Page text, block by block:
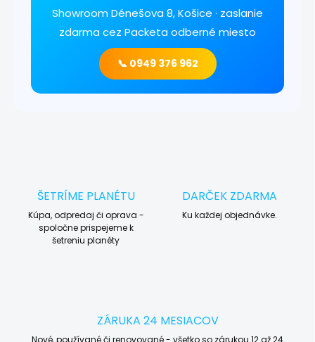
Showroom Dénešova 8, Košice · zaslanie
zdarma cez Packeta odberné miesto
📞 0949 376 962
ŠETRÍME PLANÉTU
Kúpa, odpredaj či oprava -
spoločne prispejeme k
šetreniu planéty
DARČEK ZDARMA
Ku každej objednávke.
ZÁRUKA 24 MESIACOV